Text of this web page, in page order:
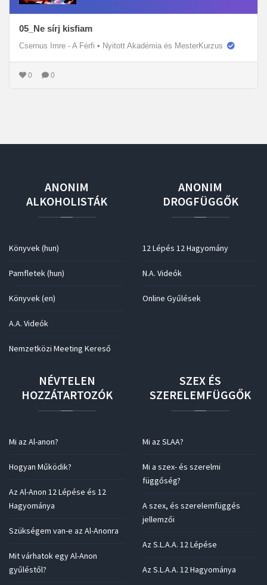
05_Ne sírj kisfiam
Csernus Imre - A Férfi • Nyitott Akadémia és MesterKurzus
0 0
ANONIM
ALKOHOLISTÁK
Könyvek (hun)
Pamfletek (hun)
Könyvek (en)
A.A. Videók
Nemzetközi Meeting Kereső
ANONIM
DROGFÜGGŐK
12 Lépés 12 Hagyomány
N.A. Videók
Online Gyűlések
NÉVTELEN
HOZZÁTARTOZÓK
Mi az Al-anon?
Hogyan Működik?
Az Al-Anon 12 Lépése és 12
Hagyománya
Szükségem van-e az Al-Anonra
Mit várhatok egy Al-Anon
gyűléstől?
SZEX ÉS
SZERELEMFÜGGŐK
Mi az SLAA?
Mi a szex- és szerelmi
függőség?
A szex, és szerelemfüggés
jellemzői
Az S.L.A.A. 12 Lépése
Az S.L.A.A. 12 Hagyománya